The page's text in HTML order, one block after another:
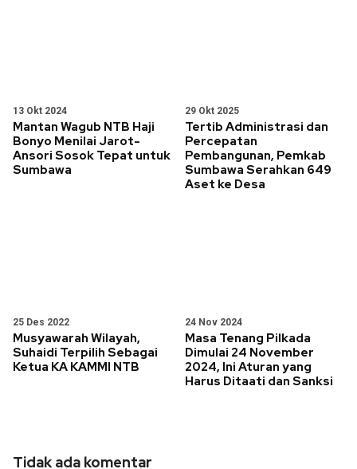
13 Okt 2024
Mantan Wagub NTB Haji
Bonyo Menilai Jarot-
Ansori Sosok Tepat untuk
Sumbawa
29 Okt 2025
Tertib Administrasi dan
Percepatan
Pembangunan, Pemkab
Sumbawa Serahkan 649
Aset ke Desa
25 Des 2022
Musyawarah Wilayah,
Suhaidi Terpilih Sebagai
Ketua KA KAMMI NTB
24 Nov 2024
Masa Tenang Pilkada
Dimulai 24 November
2024, Ini Aturan yang
Harus Ditaati dan Sanksi
Tidak ada komentar